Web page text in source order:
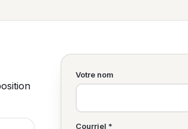
Votre nom
Courriel *